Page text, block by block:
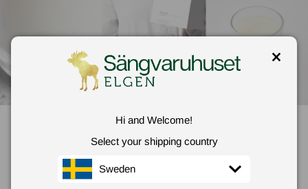
Meraki
Hi and Welcome!
Select your shipping country
Sweden